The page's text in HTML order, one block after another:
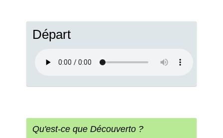
Départ
Qu'est-ce que Découverto ?